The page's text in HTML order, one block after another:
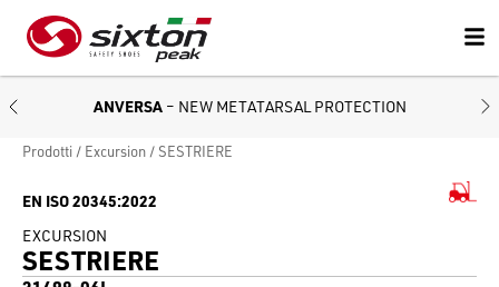
ANVERSA – NEW METATARSAL PROTECTION
Prodotti Excursion SESTRIERE
EN ISO 20345:2022
EXCURSION
SESTRIERE